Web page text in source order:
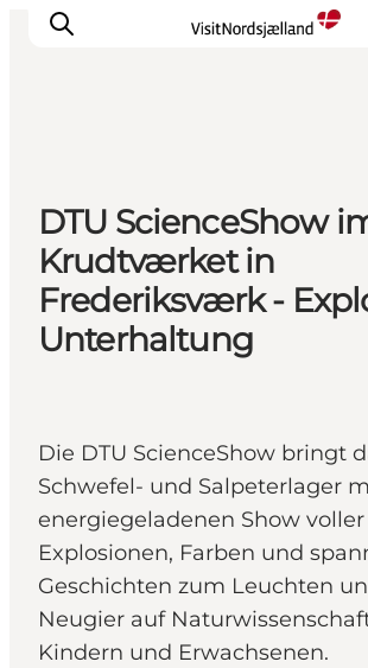
Highlights
Erlebnisse
Geschmack
Unterkünfte
Städte
DTU ScienceShow
Krudtværket in
Frederiksværk -
Unterhaltung
Die DTU ScienceShow bringt
Schwefel- und Salpeterlager
energiegeladenen Show voller
Explosionen, Farben und
Geschichten zum Leuchten
Neugier auf
Kindern und Erwachsenen.